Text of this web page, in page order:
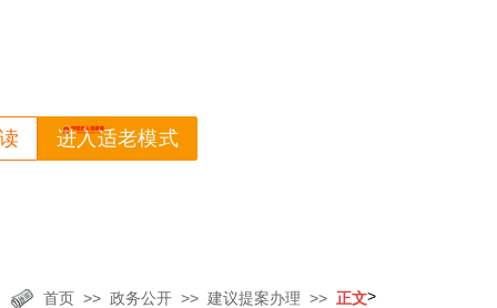
进入适老模式
首页 政务公开 >
建议提案办理 正文